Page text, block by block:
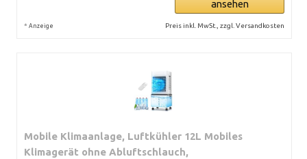
ansehen
* Anzeige Preis inkl. MwSt., zzgl. Versandkosten
Mobile Klimaanlage, Luftkühler 12L Mobiles
Klimagerät ohne Abluftschlauch,